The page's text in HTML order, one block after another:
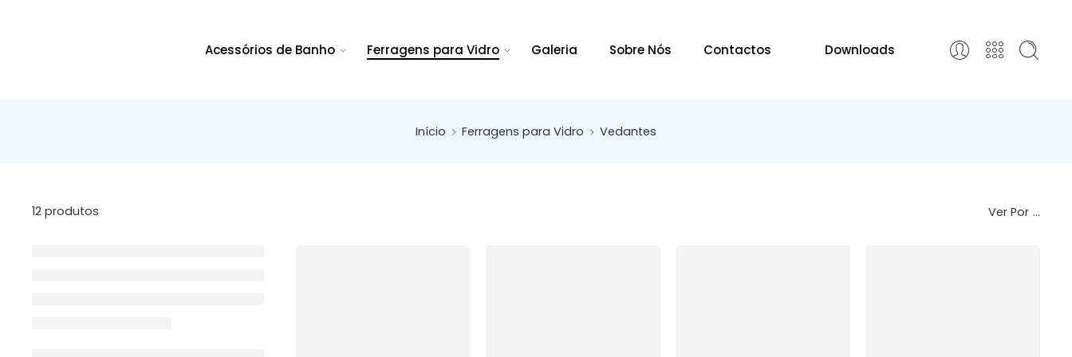
Acessórios de Banho Ferragens para Vidro Galeria Sobre Nós Contactos Downloads
Início Ferragens para Vidro Vedantes
12 produtos Ver Por ...